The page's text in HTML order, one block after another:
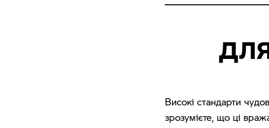
Високі стандарти
зрозумієте, що ці